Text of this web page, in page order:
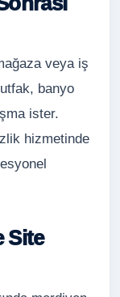
veya iş
banyo
ister.
hizmetinde
Site